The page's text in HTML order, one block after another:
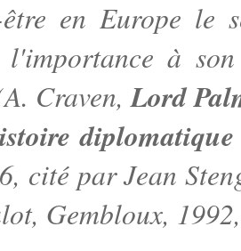
en Europe le
l'importance à
Craven,Lord
cité par Jean
Gembloux,